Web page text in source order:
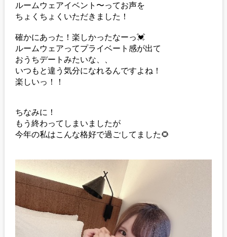
ルームウェアイベント〜ってお声を
ちょくちょくいただきました！
確かにあった！楽しかったなーっ💓
ルームウェアってプライベート感が出て
おうちデートみたいな、、
いつもと違う気分になれるんですよね！
楽しいっ！！
ちなみに！
もう終わってしまいましたが
今年の私はこんな格好で過ごしてました🌻